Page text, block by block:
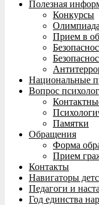
Полезная
Конкурсы
Олимпиада
Прием в
Национальные
Вопрос
Памятки
Обращения
Форма
Прием
Контакты
Навигаторы
Педагоги и
Год единства